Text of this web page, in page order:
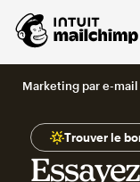
Marketing par e-mail
Trouver le